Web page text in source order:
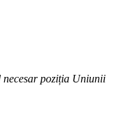
necesar poziția Uniunii